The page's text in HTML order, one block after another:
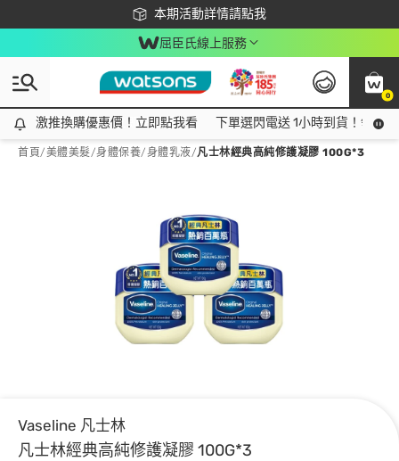
本期活動詳情請點我
下載app最高回饋$350
屈臣氏線上服務
0
激推換購優惠價！立即點我看
激推換購優惠價！立即點我看 下單選閃電送 1小時到貨！領神
首頁/美體美髮/身體保養/身體乳液/凡士林經典高純修護凝膠 100G*3
Vaseline 凡士林
凡士林經典高純修護凝膠 100G*3